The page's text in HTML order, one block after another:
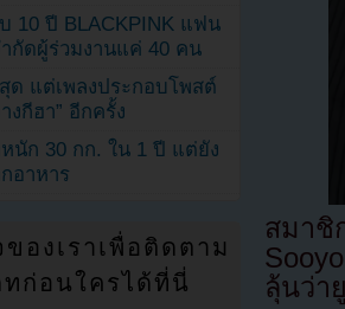
สมาชิ
ลุ้นว่า
10 ปี BLACKPINK แฟน
กัดผู้ร่วมงานแค่ 40 คน
ด แต่เพลงประกอบโพสต์
งกีฮา” อีกครั้ง
นัก 30 กก. ใน 1 ปี แต่ยัง
อาหาร
องเราเพื่อติดตาม
ทก่อนใครได้ที่นี่